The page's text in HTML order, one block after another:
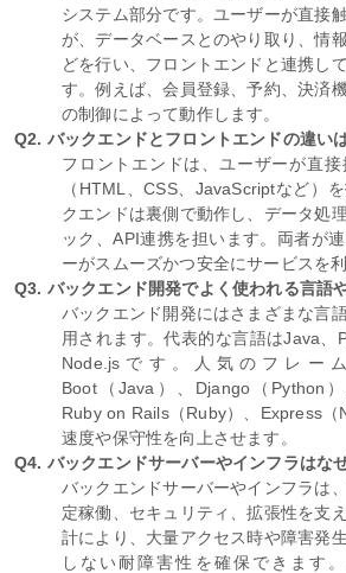
システム部分です。ユーザーが直接
が、データベースとのやり取り、情
どを行い、フロントエンドと連携し
す。例えば、会員登録、予約、決済
の制御によって動作します。
Q2. バックエンドとフロントエンドの違い
フロントエンドは、ユーザーが直
（HTML、CSS、JavaScriptなど）
クエンドは裏側で動作し、データ処
ック、API連携を担います。両者が
ーがスムーズかつ安全にサービスを
Q3. バックエンド開発でよく使われる言語
バックエンド開発にはさまざまな言
用されます。代表的な言語はJava、
Node.jsです。人気のフレー
Boot（Java）、Django（Python
Ruby on Rails（Ruby）、Express（
速度や保守性を向上させます。
Q4. バックエンドサーバーやインフラはな
バックエンドサーバーやインフラは
定稼働、セキュリティ、拡張性を支
計により、大量アクセス時や障害発
しない耐障害性を確保できます